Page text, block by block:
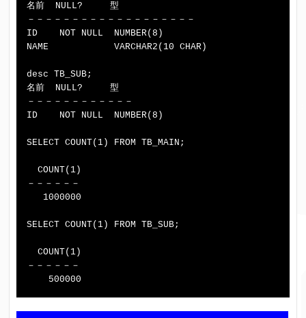
名前  NULL?     型
－－－－－－－－－－－－－－－－－－－
ID    NOT NULL  NUMBER(8)
NAME            VARCHAR2(10 CHAR)
desc TB_SUB;
名前  NULL?     型
－－－－－－－－－－－－
ID    NOT NULL  NUMBER(8)
SELECT COUNT(1) FROM TB_MAIN;
  COUNT(1)
－－－－－－
   1000000
SELECT COUNT(1) FROM TB_SUB;
  COUNT(1)
－－－－－－